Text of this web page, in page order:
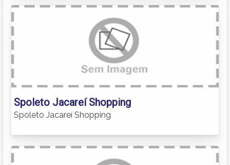
Spoleto Jacareí Shopping
Spoleto Jacareí Shopping